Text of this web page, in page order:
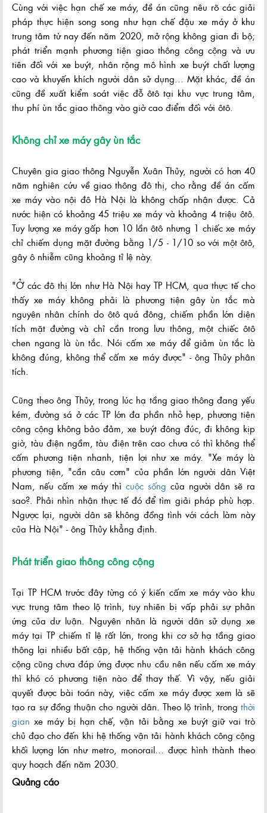
Cùng với việc hạn chế xe máy, đề án cũng nêu rõ các giải
pháp thực hiện song song như hạn chế đậu xe máy ở khu
trung tâm từ nay đến năm 2020, mở rộng không gian đi bộ;
phát triển mạnh phương tiện giao thông công cộng và ưu
tiên đối với xe buýt, nhân rộng mô hình xe buýt chất lượng
cao và khuyến khích người dân sử dụng... Mặt khác, đề án
cũng đề xuất kiểm soát việc đỗ ôtô tại khu vực trung tâm,
thu phí ùn tắc giao thông vào giờ cao điểm đối với ôtô.
Không chỉ xe máy gây ùn tắc
Chuyên gia giao thông Nguyễn Xuân Thủy, người có hơn 40
năm nghiên cứu về giao thông đô thị, cho rằng đề án cấm
xe máy vào nội đô Hà Nội là không chấp nhận được. Cả
nước hiện có khoảng 45 triệu xe máy và khoảng 4 triệu ôtô.
Tuy lượng xe máy gấp hơn 10 lần ôtô nhưng 1 chiếc xe máy
chỉ chiếm dụng mặt đường bằng 1/5 - 1/10 so với một ôtô,
gây ô nhiễm cũng khoảng tỉ lệ này.
"Ở các đô thị lớn như Hà Nội hay TP HCM, qua thực tế cho
thấy xe máy không phải là phương tiện gây ùn tắc mà
nguyên nhân chính do ôtô quá đông, chiếm phần lớn diện
tích mặt đường và chỉ cần trong lưu thông, một chiếc ôtô
chen ngang là ùn tắc. Nói cấm xe máy để giảm ùn tắc là
không đúng, không thể cấm xe máy được" - ông Thủy phân
tích.
Cũng theo ông Thủy, trong lúc hạ tầng giao thông đang yếu
kém, đường sá ở các TP lớn đa phần nhỏ hẹp, phương tiện
công cộng không bảo đảm, xe buýt đông đúc, đi không kịp
giờ, tàu điện ngầm, tàu điện trên cao chưa có thì không thể
cấm phương tiện nhanh, tiện lợi như xe máy. "Xe máy là
phương tiện, "cần câu cơm" của phần lớn người dân Việt
Nam, nếu cấm xe máy thì cuộc sống của người dân sẽ ra
sao?. Phải nhìn nhận thực tế đó để tìm giải pháp phù hợp.
Ngược lại, người dân sẽ không đồng tình với cách làm này
của Hà Nội" - ông Thủy khẳng định.
Phát triển giao thông công cộng
Tại TP HCM trước đây từng có ý kiến cấm xe máy vào khu
vực trung tâm theo lộ trình, tuy nhiên bị vấp phải sự phản
ứng của dư luận. Nguyên nhân là người dân sử dụng xe
máy tại TP chiếm tỉ lệ rất lớn, trong khi cơ sở hạ tầng giao
thông lại nhiều bất cập, hệ thống vận tải hành khách công
cộng cũng chưa đáp ứng được nhu cầu nên nếu cấm xe máy
thì khó có phương tiện nào để thay thế. Vì vậy, nếu giải
quyết được bài toán này, việc cấm xe máy được xem là sẽ
tạo ra sự đồng thuận cho người dân. Theo lộ trình, trong thời
gian xe máy bị hạn chế, vận tải bằng xe buýt giữ vai trò
chủ đạo cho đến khi hệ thống vận tải hành khách công cộng
khối lượng lớn như metro, monorail… được hình thành theo
quy hoạch đến năm 2030.
Quảng cáo